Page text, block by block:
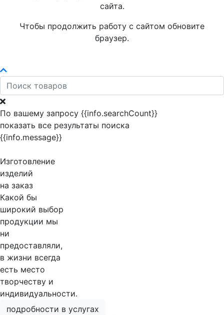
сайта.
Чтобы продолжить работу с сайтом обновите
браузер.
По вашему запросу {{info.searchCount}}
показать все результаты поиска
{{info.message}}
Изготовление
изделий
на заказ
Какой бы
широкий выбор
продукции мы
ни
предоставляли,
в жизни всегда
есть место
творчеству и
индивидуальности.
подробности в услугах